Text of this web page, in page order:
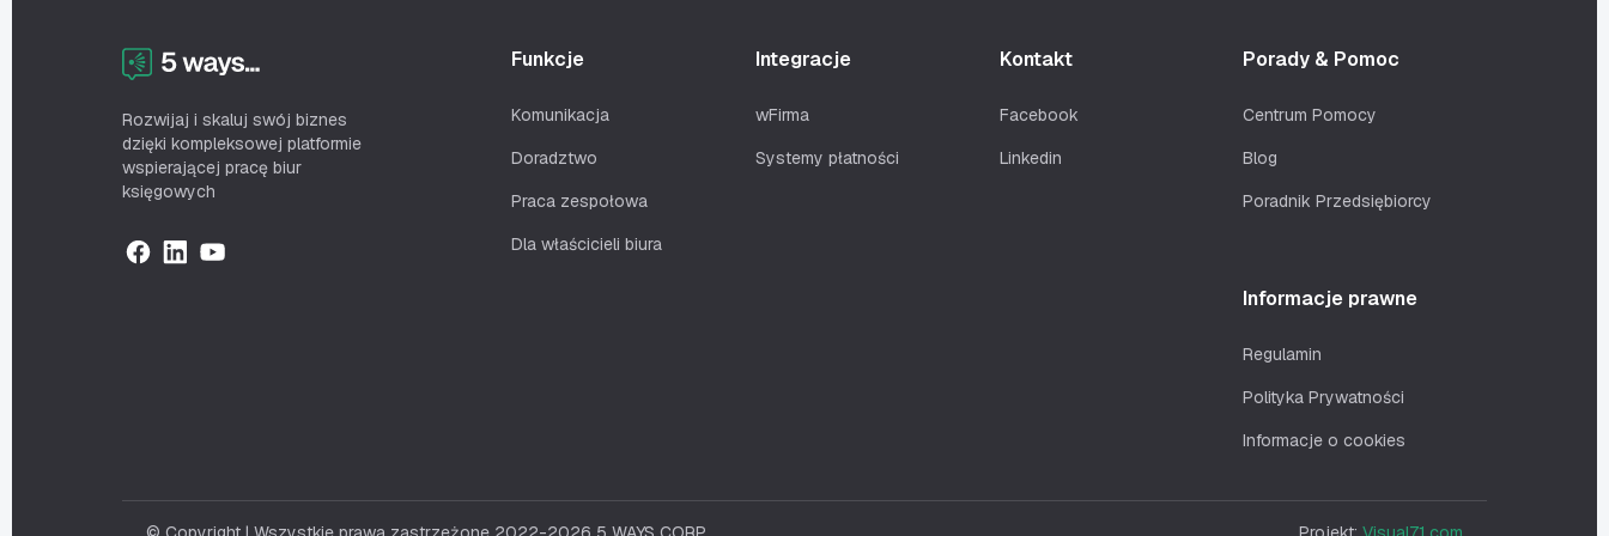
Rozwijaj i skaluj swój biznes
dzięki kompleksowej platformie
wspierającej pracę biur
księgowych
Funkcje
Komunikacja
Doradztwo
Praca zespołowa
Dla właścicieli biura
Integracje
wFirma
Systemy płatności
Kontakt
Facebook
Linkedin
Porady & Pomoc
Centrum Pomocy
Blog
Poradnik Przedsiębiorcy
Informacje prawne
Regulamin
Polityka Prywatności
Informacje o cookies